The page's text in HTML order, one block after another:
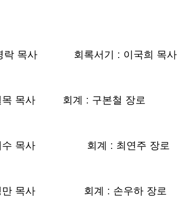
목사 회록서기 : 이국희 목사
목사 회계 : 구본철 장로
수 목사 회계 : 최연주 장로
만 목사 회계 : 손우하 장로